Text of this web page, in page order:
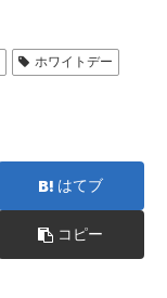
ホワイトデー
はてブ
コピー